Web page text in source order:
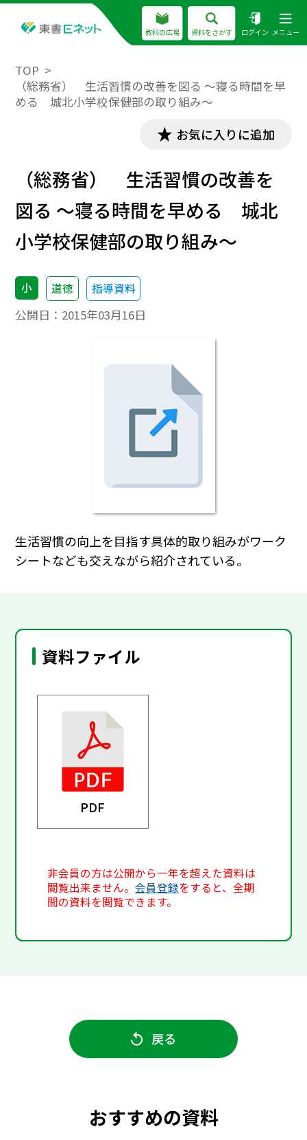
教科の広場 資料をさがす ログイン メニュー
TOP
（総務省） 生活習慣の改善を図る ～寝る時間を早
める 城北小学校保健部の取り組み～
お気に入りに追加
（総務省） 生活習慣の改善を
図る ～寝る時間を早める 城北
小学校保健部の取り組み～
小 道徳 指導資料
公開日： 2015年03月16日
生活習慣の向上を目指す具体的取り組みがワーク
シートなども交えながら紹介されている。
資料ファイル
PDF
非会員の方は公開から一年を超えた資料は
閲覧出来ません。会員登録をすると、全期
間の資料を閲覧できます。
戻る
おすすめの資料